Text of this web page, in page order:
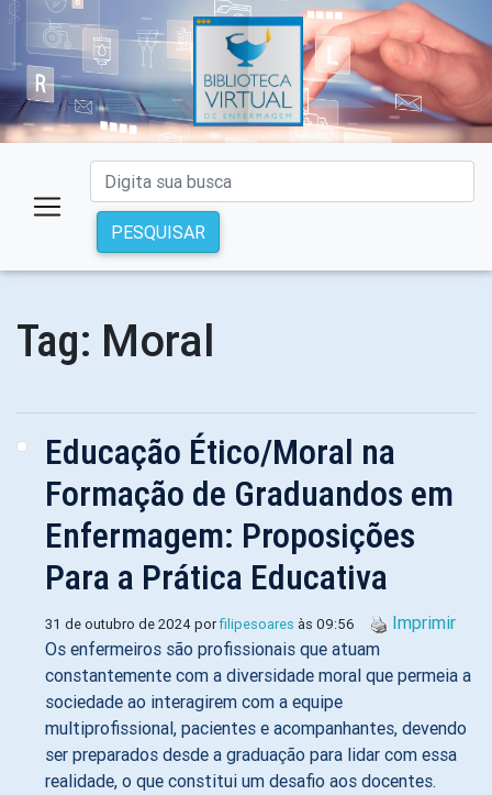
PESQUISAR
Tag: Moral
Educação Ético/Moral na
Formação de Graduandos em
Enfermagem: Proposições
Para a Prática Educativa
31 de outubro de 2024 porfilipesoares às 09:56
Imprimir
Os enfermeiros são profissionais que atuam
constantemente com a diversidade moral que permeia a
sociedade ao interagirem com a equipe
multiprofissional, pacientes e acompanhantes, devendo
ser preparados desde a graduação para lidar com essa
realidade, o que constitui um desafio aos docentes.